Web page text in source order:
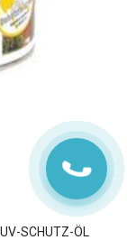
SCHUTZ-ÖL